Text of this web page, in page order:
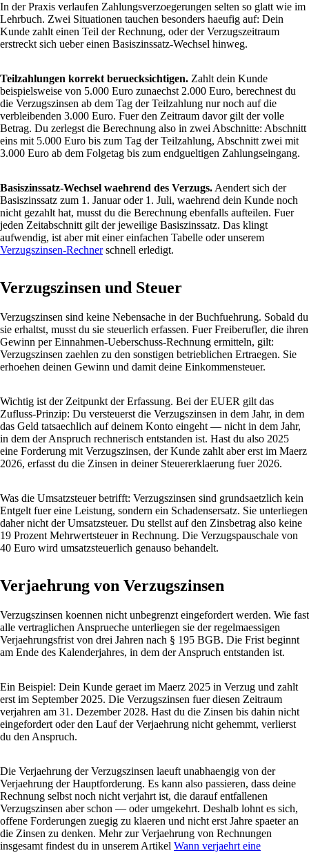
In der Praxis verlaufen Zahlungsverzoegerungen selten so glatt wie im
Lehrbuch. Zwei Situationen tauchen besonders haeufig auf: Dein
Kunde zahlt einen Teil der Rechnung, oder der Verzugszeitraum
erstreckt sich ueber einen Basiszinssatz-Wechsel hinweg.
Teilzahlungen korrekt beruecksichtigen. Zahlt dein Kunde
beispielsweise von 5.000 Euro zunaechst 2.000 Euro, berechnest du
die Verzugszinsen ab dem Tag der Teilzahlung nur noch auf die
verbleibenden 3.000 Euro. Fuer den Zeitraum davor gilt der volle
Betrag. Du zerlegst die Berechnung also in zwei Abschnitte: Abschnitt
eins mit 5.000 Euro bis zum Tag der Teilzahlung, Abschnitt zwei mit
3.000 Euro ab dem Folgetag bis zum endgueltigen Zahlungseingang.
Basiszinssatz-Wechsel waehrend des Verzugs. Aendert sich der
Basiszinssatz zum 1. Januar oder 1. Juli, waehrend dein Kunde noch
nicht gezahlt hat, musst du die Berechnung ebenfalls aufteilen. Fuer
jeden Zeitabschnitt gilt der jeweilige Basiszinssatz. Das klingt
aufwendig, ist aber mit einer einfachen Tabelle oder unserem
Verzugszinsen-Rechnerschnell erledigt.
Verzugszinsen und Steuer
Verzugszinsen sind keine Nebensache in der Buchfuehrung. Sobald du
sie erhaltst, musst du sie steuerlich erfassen. Fuer Freiberufler, die ihren
Gewinn per Einnahmen-Ueberschuss-Rechnung ermitteln, gilt:
Verzugszinsen zaehlen zu den sonstigen betrieblichen Ertraegen. Sie
erhoehen deinen Gewinn und damit deine Einkommensteuer.
Wichtig ist der Zeitpunkt der Erfassung. Bei der EUER gilt das
Zufluss-Prinzip: Du versteuerst die Verzugszinsen in dem Jahr, in dem
das Geld tatsaechlich auf deinem Konto eingeht — nicht in dem Jahr,
in dem der Anspruch rechnerisch entstanden ist. Hast du also 2025
eine Forderung mit Verzugszinsen, der Kunde zahlt aber erst im Maerz
2026, erfasst du die Zinsen in deiner Steuererklaerung fuer 2026.
Was die Umsatzsteuer betrifft: Verzugszinsen sind grundsaetzlich kein
Entgelt fuer eine Leistung, sondern ein Schadensersatz. Sie unterliegen
daher nicht der Umsatzsteuer. Du stellst auf den Zinsbetrag also keine
19 Prozent Mehrwertsteuer in Rechnung. Die Verzugspauschale von
40 Euro wird umsatzsteuerlich genauso behandelt.
Verjaehrung von Verzugszinsen
Verzugszinsen koennen nicht unbegrenzt eingefordert werden. Wie fast
alle vertraglichen Ansprueche unterliegen sie der regelmaessigen
Verjaehrungsfrist von drei Jahren nach § 195 BGB. Die Frist beginnt
am Ende des Kalenderjahres, in dem der Anspruch entstanden ist.
Ein Beispiel: Dein Kunde geraet im Maerz 2025 in Verzug und zahlt
erst im September 2025. Die Verzugszinsen fuer diesen Zeitraum
verjahren am 31. Dezember 2028. Hast du die Zinsen bis dahin nicht
eingefordert oder den Lauf der Verjaehrung nicht gehemmt, verlierst
du den Anspruch.
Die Verjaehrung der Verzugszinsen laeuft unabhaengig von der
Verjaehrung der Hauptforderung. Es kann also passieren, dass deine
Rechnung selbst noch nicht verjahrt ist, die darauf entfallenen
Verzugszinsen aber schon — oder umgekehrt. Deshalb lohnt es sich,
offene Forderungen zuegig zu klaeren und nicht erst Jahre spaeter an
die Zinsen zu denken. Mehr zur Verjaehrung von Rechnungen
insgesamt findest du in unserem Artikel Wann verjaehrt eine